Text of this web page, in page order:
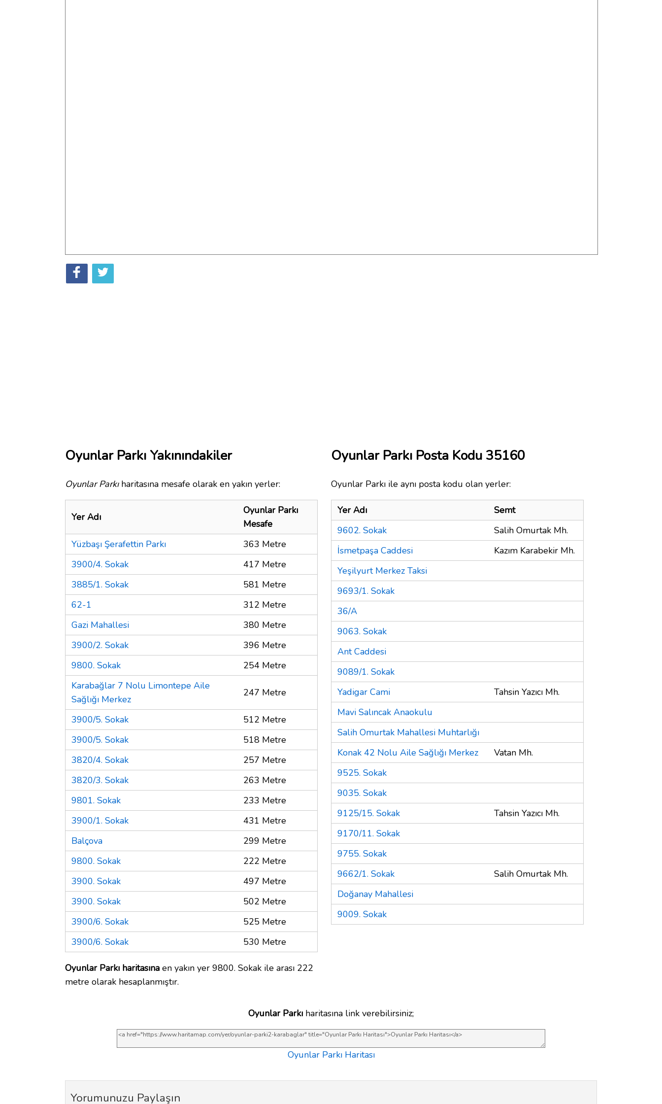
Oyunlar Parkı Yakınındakiler
Oyunlar Parkıharitasına mesafe olarak en yakın yerler:
Yer Adı
Oyunlar Parkı
Mesafe
Yüzbaşı Şerafettin Parkı
363 Metre
3900/4. Sokak
417 Metre
3885/1. Sokak
581 Metre
62-1
312 Metre
Gazi Mahallesi
380 Metre
3900/2. Sokak
396 Metre
9800. Sokak
254 Metre
Karabağlar 7 Nolu Limontepe Aile
Sağlığı Merkez
247 Metre
3900/5. Sokak
512 Metre
3900/5. Sokak
518 Metre
3820/4. Sokak
257 Metre
3820/3. Sokak
263 Metre
9801. Sokak
233 Metre
3900/1. Sokak
431 Metre
Balçova
299 Metre
9800. Sokak
222 Metre
3900. Sokak
497 Metre
3900. Sokak
502 Metre
3900/6. Sokak
525 Metre
3900/6. Sokak
530 Metre
Oyunlar Parkı haritasına en yakın yer 9800. Sokak ile arası 222
metre olarak hesaplanmıştır.
Oyunlar Parkı Posta Kodu 35160
Oyunlar Parkı ile aynı posta kodu olan yerler:
Yer Adı
Semt
9602. Sokak
Salih Omurtak Mh.
İsmetpaşa Caddesi
Kazım Karabekir Mh.
Yeşilyurt Merkez Taksi
9693/1. Sokak
36/A
9063. Sokak
Ant Caddesi
9089/1. Sokak
Yadigar Cami
Tahsin Yazıcı Mh.
Mavi Salıncak Anaokulu
Salih Omurtak Mahallesi Muhtarlığı
Konak 42 Nolu Aile Sağlığı Merkez
Vatan Mh.
9525. Sokak
9035. Sokak
9125/15. Sokak
Tahsin Yazıcı Mh.
9170/11. Sokak
9755. Sokak
9662/1. Sokak
Salih Omurtak Mh.
Doğanay Mahallesi
9009. Sokak
Oyunlar Parkı haritasına link verebilirsiniz;
Oyunlar Parkı Haritası
Yorumunuzu Paylaşın